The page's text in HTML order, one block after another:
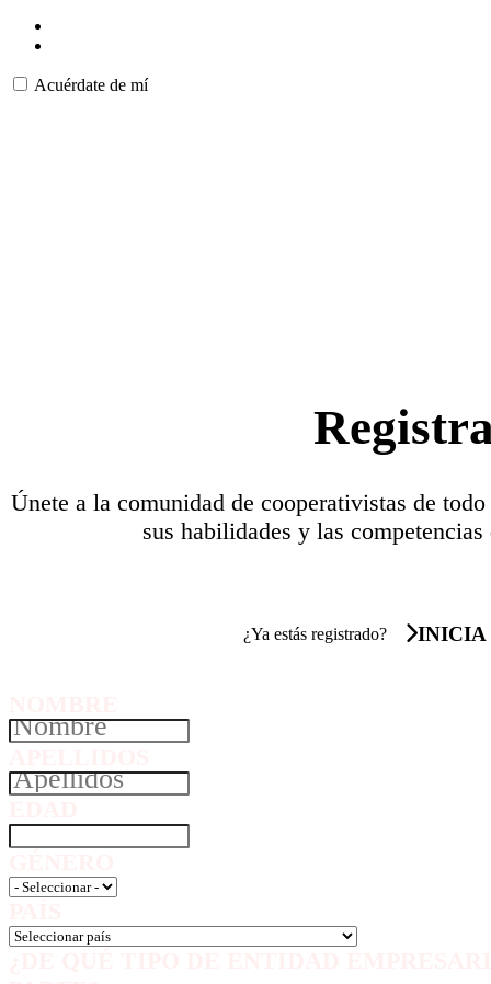
Acuérdate de mí
Únete a la comunidad de cooperativistas de
sus habilidades y las
¿Ya estás registrado? INICIA